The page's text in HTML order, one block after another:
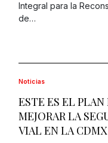
Integral para la
de…
Noticias
ESTE ES EL PLAN
MEJORAR LA
VIAL EN LA CDMX